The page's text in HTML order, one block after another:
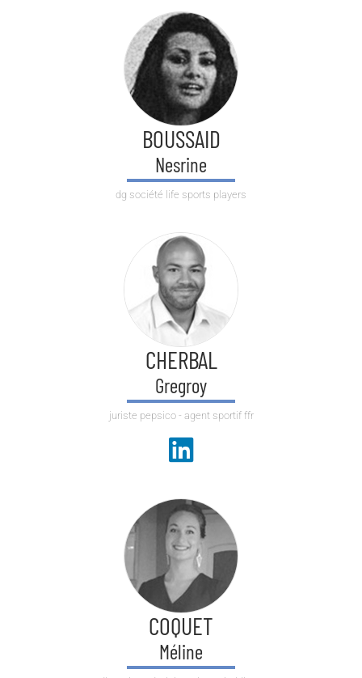
BOUSSAID
Nesrine
dg société life sports players
CHERBAL
Gregroy
juriste pepsico - agent sportif ffr
COQUET
Méline